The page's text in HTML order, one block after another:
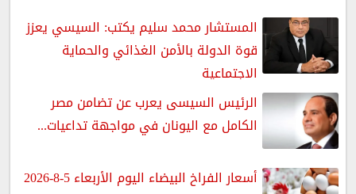
المستشار محمد سليم يكتب: السيسي يعزز
قوة الدولة بالأمن الغذائي والحماية
الاجتماعية
الرئيس السيسى يعرب عن تضامن مصر
الكامل مع اليونان في مواجهة تداعيات...
أسعار الفراخ البيضاء اليوم الأربعاء 5-8-2026